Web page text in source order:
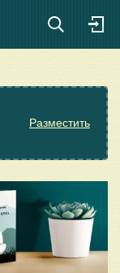
Разместить